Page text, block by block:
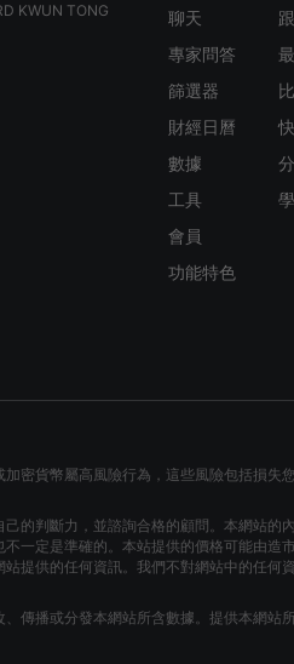
KWUN TONG
聊天
專家問答
篩選器
財經日曆
數據
工具
會員
功能特色
密貨幣屬高風險行為，這些風險包括損失
的判斷力，並諮詢合格的顧問。本網站的
一定是準確的。本站提供的價格可能由造
提供的任何資訊。我們不對網站中的任何
傳播或分發本網站所含數據。提供本網站